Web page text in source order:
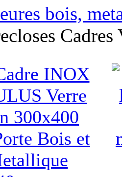
bois,
Cadres